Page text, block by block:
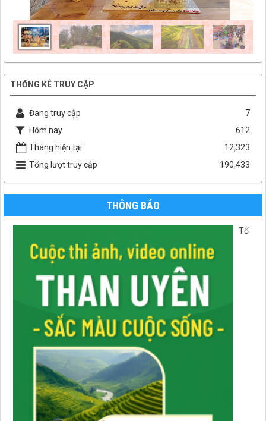
THỐNG KÊ TRUY CẬP
Đang truy cập
7
Hôm nay
612
Tháng hiện tại
12,323
Tổng lượt truy cập
190,433
THÔNG BÁO
Tổ